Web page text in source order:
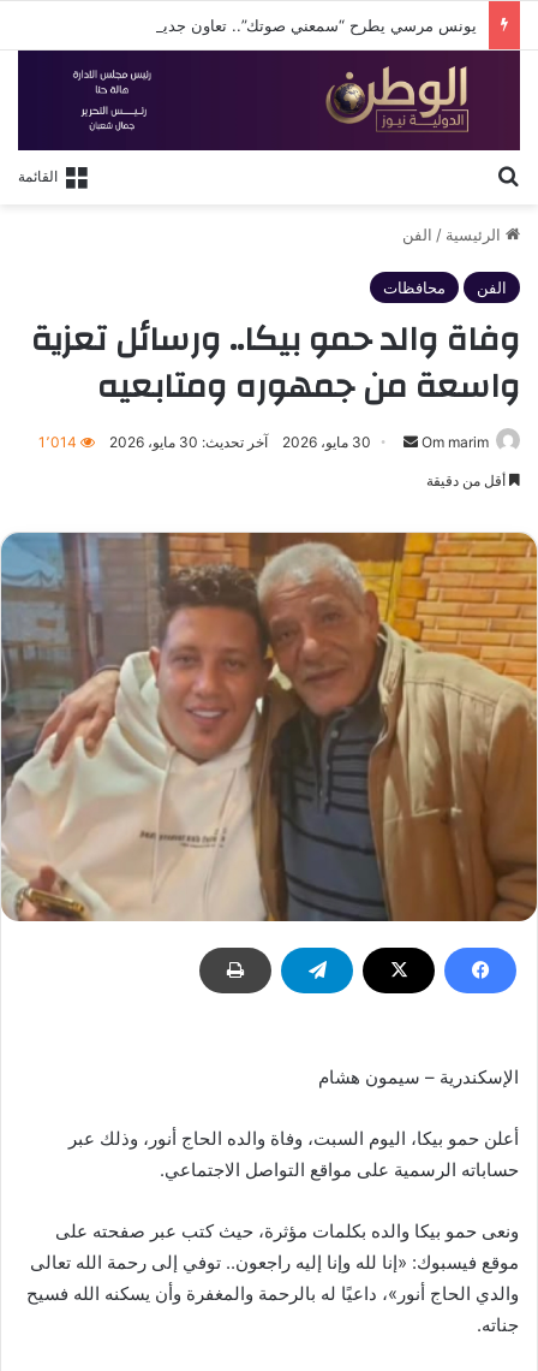
القائمة
الرئيسية / الفن
الفن محافظات
وفاة والد حمو بيكا.. ورسائل تعزية
واسعة من جمهوره ومتابعيه
Om marim
أرسل 30 مايو، 2026 آخر تحديث: 30 مايو، 2026 1٬014
أقل من دقيقة
الإسكندرية – سيمون هشام
أعلن حمو بيكا، اليوم السبت، وفاة والده الحاج أنور، وذلك عبر
حساباته الرسمية على مواقع التواصل الاجتماعي.
ونعى حمو بيكا والده بكلمات مؤثرة، حيث كتب عبر صفحته على
موقع فيسبوك: «إنا لله وإنا إليه راجعون.. توفي إلى رحمة الله تعالى
والدي الحاج أنور»، داعيًا له بالرحمة والمغفرة وأن يسكنه الله فسيح
جناته.